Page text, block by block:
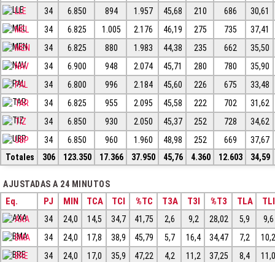
LLE
34 6.850 894 1.957 45,68 210 686
30,61
MEL
34 6.825 1.005 2.176 46,19 275 735
37,41
MEN
34 6.825 880 1.983 44,38 235 662
35,50
NAV
34 6.900 948 2.074 45,71 280 780
35,90
PAL
34 6.800 996 2.184 45,60 226 675
33,48
TAR
34 6.825 955 2.095 45,58 222 702
31,62
TIZ
34 6.850 930 2.050 45,37 252 728
34,62
UBP
34 6.850 960 1.960 48,98 252 669
37,67
Totales
306 123.350 17.366 37.950 45,76 4.360 12.603 34,59
AJUSTADAS A 24 MINUTOS
Eq. PJ MIN TCA TCI %TC T3A T3I %T3 TLA TLI
AXA 34 24,0 14,5 34,7 41,75 2,6 9,2 28,02 5,9
9,6
BMA
34 24,0 17,8 38,9 45,79 5,7 16,4 34,47 7,2
BRE
34 24,0 17,0 35,9 47,22 4,2 11,2 37,25 8,4